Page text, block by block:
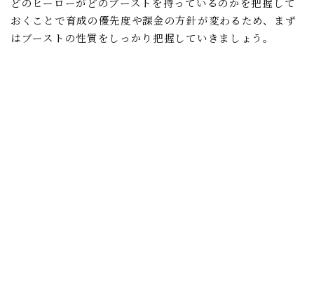
おくことで育成の優先度や課金の方針が変わるため、まず
はブーストの性質をしっかり把握していきましょう。